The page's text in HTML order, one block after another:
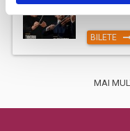
BILETE
MAI